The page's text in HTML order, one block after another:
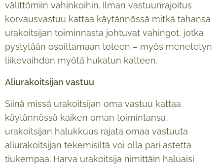
välittömiin vahinkoihin. Ilman vastuunrajoitus
korvausvastuu kattaa käytännössä mitkä tahansa
urakoitsijan toiminnasta johtuvat vahingot, jotka
pystytään osoittamaan toteen – myös menetetyn
liikevaihdon myötä hukatun katteen.
Aliurakoitsijan vastuu
Siinä missä urakoitsijan oma vastuu kattaa
käytännössä kaiken oman toimintansa,
urakoitsijan halukkuus rajata omaa vastuuta
aliurakoitsijan tekemisiltä voi olla pari astetta
tiukempaa. Harva urakoitsija nimittäin haluaisi